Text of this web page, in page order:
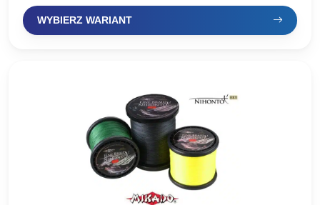
cen:
od
WYBIERZ WARIANT